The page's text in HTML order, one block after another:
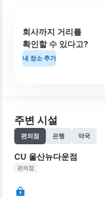
회사까지 거리를
확인할 수 있다고?
내 장소 추가
주변 시설
편의점 은행 약국
CU 울산뉴다운점
편의점